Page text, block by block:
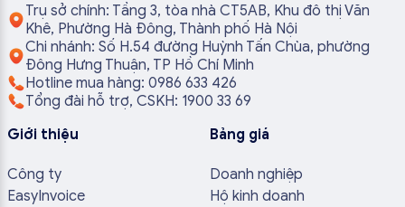
Trụ sở chính: Tầng 3, tòa nhà CT5AB, Khu đô thị Văn
Khê, Phường Hà Đông, Thành phố Hà Nội
Chi nhánh: Số H.54 đường Huỳnh Tấn Chùa, phường
Đông Hưng Thuận, TP Hồ Chí Minh
Hotline mua hàng: 0986 633 426
Tổng đài hỗ trợ, CSKH: 1900 33 69
Giới thiệu
Công ty
EasyInvoice
Bảng giá
Doanh nghiệp
Hộ kinh doanh